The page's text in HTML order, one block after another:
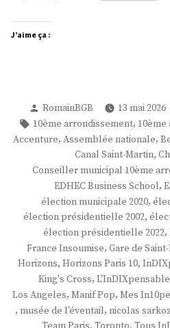
J’aime ça :
Publié
par
RomainBGB 13 mai 2026
Étiquettes :
10ème arrondissement,
Accenture, Assemblée nationale,
Canal Saint-Martin,
Conseiller municipal 10ème
EDHEC Business School,
élection municipale 2020,
élection présidentielle 2002,
élection présidentielle 2022,
France Insoumise, Gare de
Horizons, Horizons Paris 10,
King's Cross, L'InDIXpensable
Los Angeles, Manif Pop, Mes
, musée de l'éventail, nicolas